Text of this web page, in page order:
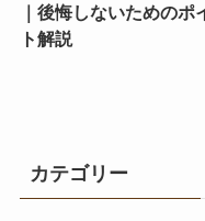
｜後悔しないためのポ
ト解説
カテゴリー